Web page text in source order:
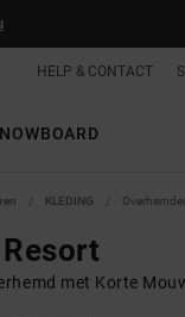
HELP & CONTACT
KLEDING
met Korte